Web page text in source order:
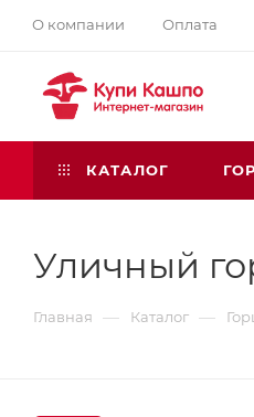
О компании Оплата
КАТАЛОГ
Уличный
Главная — Каталог —